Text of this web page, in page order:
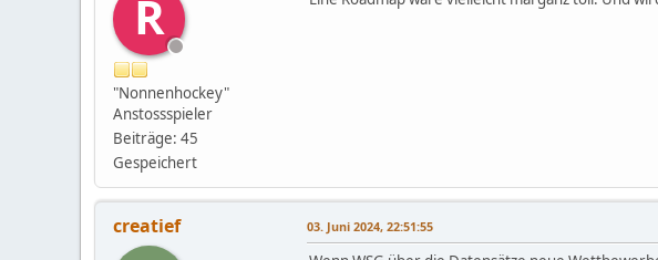
R
"Nonnenhockey"
Anstossspieler
Beiträge: 45
Gespeichert
creatief 03. Juni 2024, 22:51:55